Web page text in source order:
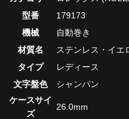
型番
179173
機械
自動巻き
材質名
ステンレス・イエ
タイプ
レディース
文字盤色
シャンパン
ケースサイ
ズ
26.0mm